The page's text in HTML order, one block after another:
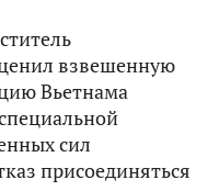
взвешенную
Вьетнама
сил
присоединяться